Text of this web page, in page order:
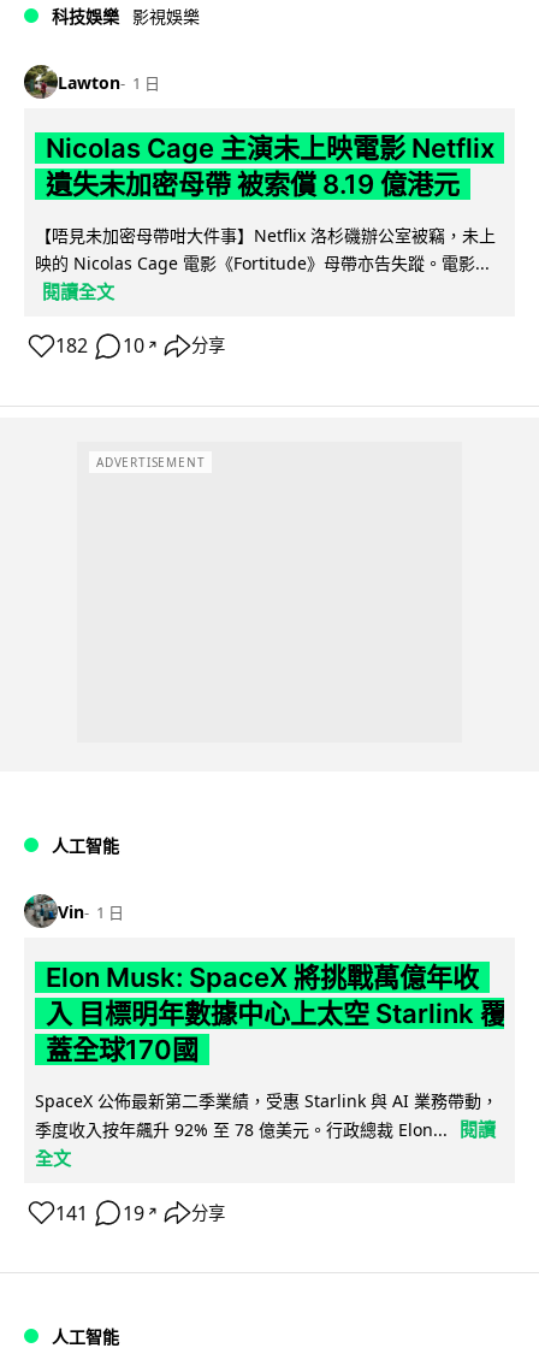
科技娛樂 影視娛樂
Lawton 1 日
Nicolas Cage 主演未上映電影 Netflix
遺失未加密母帶 被索償 8.19 億港元
【唔見未加密母帶咁大件事】Netflix 洛杉磯辦公室被竊，未上
映的 Nicolas Cage 電影《Fortitude》母帶亦告失蹤。電影...
閱讀全文
182 10 ↗ 分享
ADVERTISEMENT
人工智能
Vin 1 日
Elon Musk: SpaceX 將挑戰萬億年收
入 目標明年數據中心上太空 Starlink 覆
蓋全球170國
SpaceX 公佈最新第二季業績，受惠 Starlink 與 AI 業務帶動，
季度收入按年飆升 92% 至 78 億美元。行政總裁 Elon...
閱讀
全文
141 19 ↗ 分享
人工智能